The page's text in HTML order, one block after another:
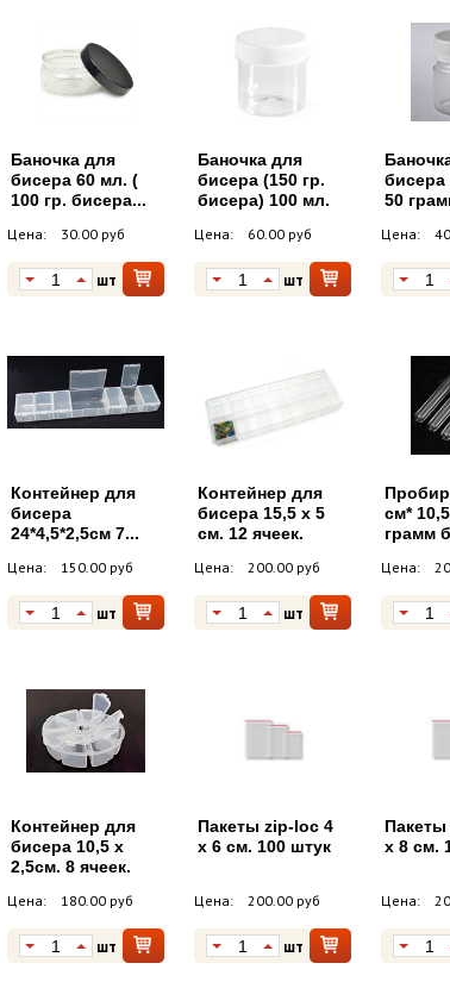
Баночка для
бисера 60 мл. (
100 гр. бисера...
Цена: 30.00 руб
шт
Баночка для
бисера (150 гр.
бисера) 100 мл.
Цена: 60.00 руб
шт
бисера
50
Цена:
Контейнер для
бисера
24*4,5*2,5см 7...
Цена: 150.00 руб
шт
Контейнер для
бисера 15,5 х 5
см. 12 ячеек.
Цена: 200.00 руб
шт
см*
грамм
Цена:
Контейнер для
бисера 10,5 х
2,5см. 8 ячеек.
Цена: 180.00 руб
шт
Пакеты zip-loc 4
х 6 см. 100 штук
Цена: 200.00 руб
шт
х 8 см.
Цена: